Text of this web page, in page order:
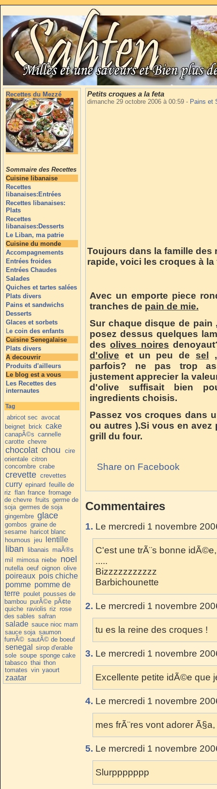
Recettes du Mezzé
Sommaire des Recettes
Cuisine libanaise
Recettes
libanaises:Entrées
Recettes libanaises:
Plats
Recettes
libanaises:Desserts
Le Liban, ma patrie
Cuisine du monde
Accompagnements
Entrées froides
Entrées Chaudes
Salades
Quiches et tartes salées
Plats divers
Pains et sandwichs
Desserts
Glaces et sorbets
Le coin des enfants
Cuisine Senegalaise
Plats divers
A decouvrir
Produits d'ailleurs
Le blog est a vous
Les Recettes des
internautes
Tag
abricot sec avocat
beignet brick cake
canapÃ©s cannelle
carotte chevre
chocolat chou
cire
orientale citron
concombre crabe
crevette crevettes
curry epinard feuille de
riz flan france fromage
de chevre fruits germe de
soja germes de soja
gingembre glace
gombos graine de
sesame haricot blanc
houmous jeu lentille
liban libanais maÃ®s
mil mimosa niebe noel
nutella oeuf oignon olive
poireaux pois chiche
pomme pomme de
terre poulet pousses de
bambou purÃ©e pÃ¢te
quiche raviolis riz rose
des sables safran
salade sauce nioc mam
sauce soja saumon
fumÃ© sautÃ© de boeuf
senegal
sirop d'erable
sole soupe sponge cake
tabasco thai thon
tomates vin yaourt
zaatar
Petits croques a la feta
dimanche 29 octobre 2006 à 00:59 - Pains et
Toujours dans la famille des
rapide, voici les croques à la
Avec un emporte piece
tranches de pain de mie.
Sur chaque disque de
posez dessus quelques
desolives noires
d'olive et un peu desel
parfois? ne pas trop
justement apprecier la
d'olive suffisait bien
ingredients choisis.
Passez vos croques dans
ou autres ).Si vous en
grill du four.
Share on Facebook
Commentaires
1. Le mercredi 1 novembre
C'est une trÃ¨s bonne
.....
Bizzzzzzzzzzz
Barbichounette
2. Le mercredi 1 novembre
tu es la reine des croques !
3. Le mercredi 1 novembre
Excellente petite idÃ©e que
4. Le mercredi 1 novembre
mes frÃ¨res vont adorer
5. Le mercredi 1 novembre
Slurppppppp